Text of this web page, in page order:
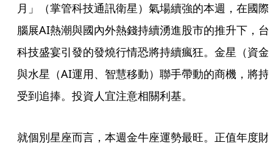
月」（掌管科技通訊衛星）氣場續強的本週，在國際
腦展AI熱潮與國內外熱錢持續湧進股市的推升下，台
科技盛宴引發的發燒行情恐將持續瘋狂。金星（資金
與水星（AI運用、智慧移動）聯手帶動的商機，將持
受到追捧。投資人宜注意相關利基。
就個別星座而言，本週金牛座運勢最旺。正值年度財